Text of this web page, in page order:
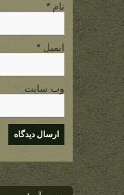
نام *
ایمیل *
وب سایت